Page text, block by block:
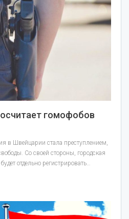
гомофобов
в Швейцарии стала преступлением,
Со своей стороны, городская
отдельно регистрировать…